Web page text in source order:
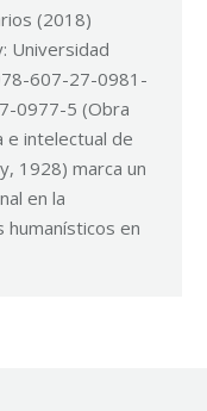
(2018)
Universidad
607-27-0981-
0977-5 (Obra
intelectual de
1928) marca un
en la
en